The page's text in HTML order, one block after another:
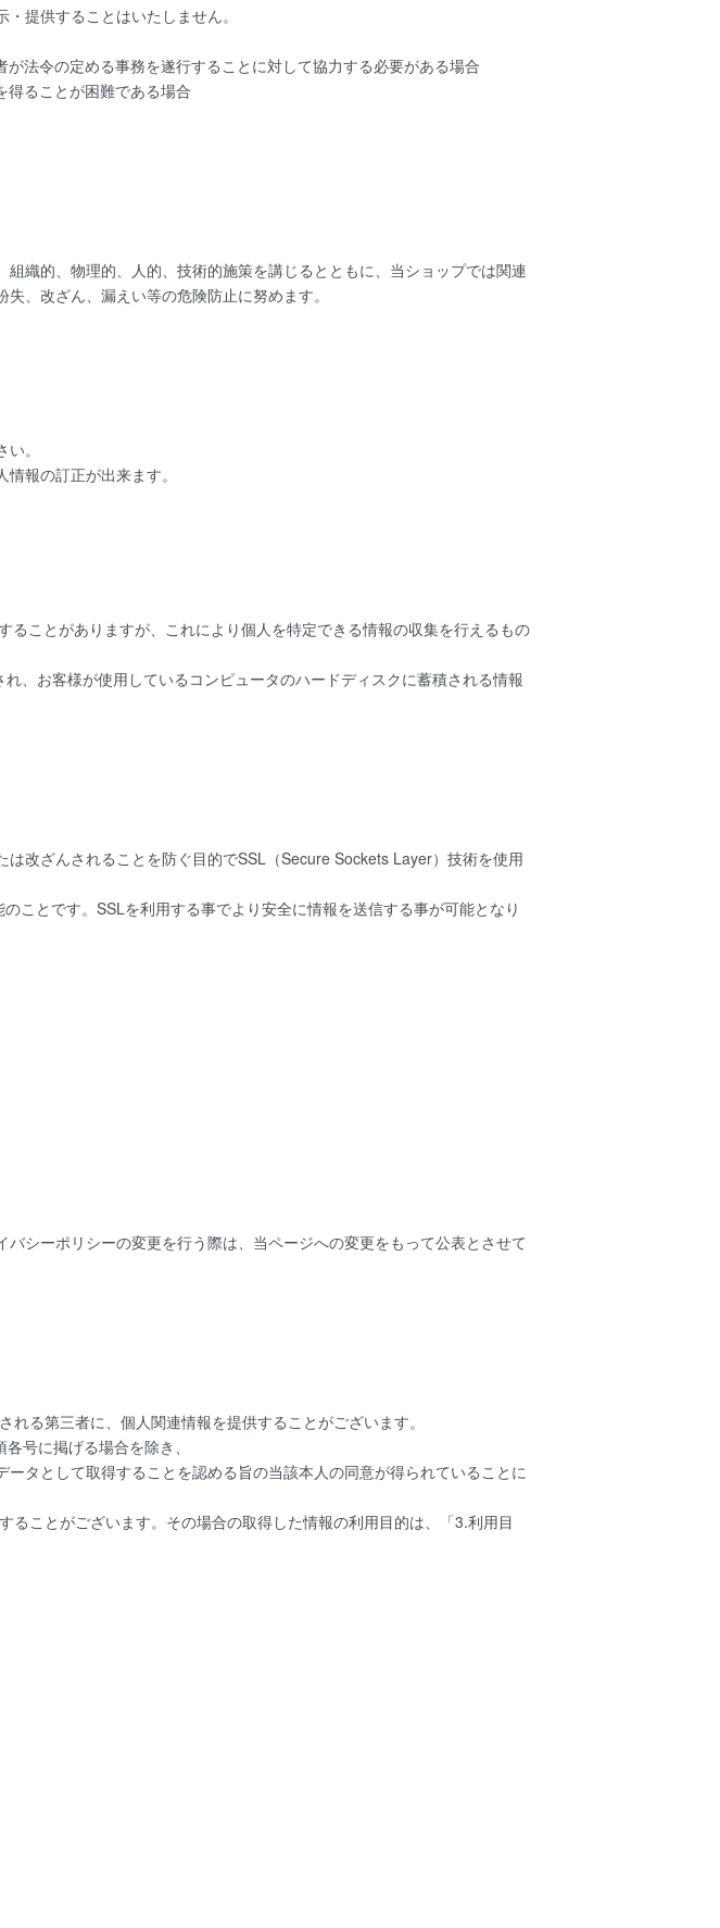
提供することはいたしません。
法令の定める事務を遂行することに対して協力する必要がある場合
ることが困難である場合
織的、物理的、人的、技術的施策を講じるとともに、当ショップでは関連
、改ざん、漏えい等の危険防止に努めます。
。
報の訂正が出来ます。
ことがありますが、これにより個人を特定できる情報の収集を行えるもの
、お客様が使用しているコンピュータのハードディスクに蓄積される情報
改ざんされることを防ぐ目的でSSL（Secure Sockets Layer）技術を使用
ことです。SSLを利用する事でより安全に情報を送信する事が可能となり
シーポリシーの変更を行う際は、当ページへの変更をもって公表とさせて
る第三者に、個人関連情報を提供することがございます。
号に掲げる場合を除き、
タとして取得することを認める旨の当該本人の同意が得られていることに
ことがございます。その場合の取得した情報の利用目的は、「3.利用目